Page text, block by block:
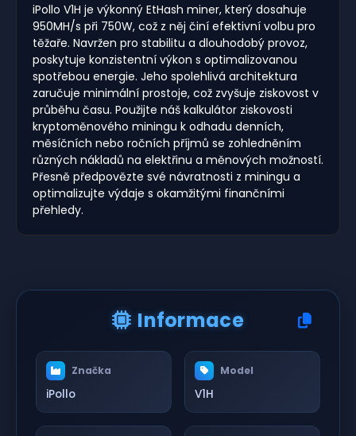
iPollo V1H je výkonný EtHash miner, který dosahuje
950MH/s při 750W, což z něj činí efektivní volbu pro
těžaře. Navržen pro stabilitu a dlouhodobý provoz,
poskytuje konzistentní výkon s optimalizovanou
spotřebou energie. Jeho spolehlivá architektura
zaručuje minimální prostoje, což zvyšuje ziskovost v
průběhu času. Použijte náš kalkulátor ziskovosti
kryptoměnového miningu k odhadu denních,
měsíčních nebo ročních příjmů se zohledněním
různých nákladů na elektřinu a měnových možností.
Přesně předpovězte své návratnosti z miningu a
optimalizujte výdaje s okamžitými finančními
přehledy.
Informace
Značka
iPollo
Model
V1H